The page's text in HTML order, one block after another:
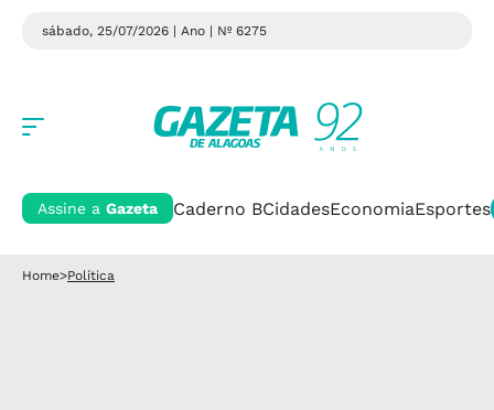
sábado, 25/07/2026 | Ano | Nº 6275
Assine a Gazeta Caderno BCidadesEconomiaEsportes
Home>Política